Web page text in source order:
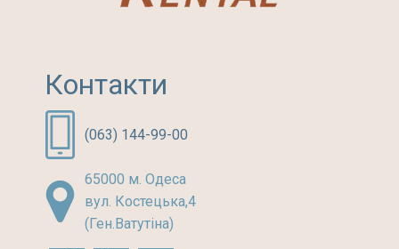
Контакти
(063) 144-99-00
65000 м. Одеса
вул. Костецька,4
(Ген.Ватутіна)